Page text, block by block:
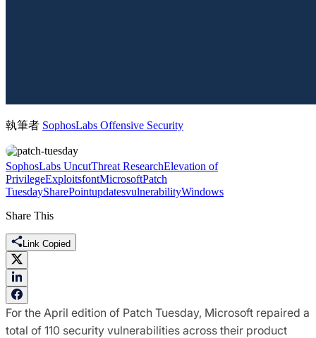
執筆者 SophosLabs Offensive Security
SophosLabs UncutThreat ResearchElevation of
PrivilegeExploitsfontMicrosoftPatch
TuesdaySharePointupdatesvulnerabilityWindows
Share This
Link Copied
For the April edition of Patch Tuesday, Microsoft repaired a
total of 110 security vulnerabilities across their product